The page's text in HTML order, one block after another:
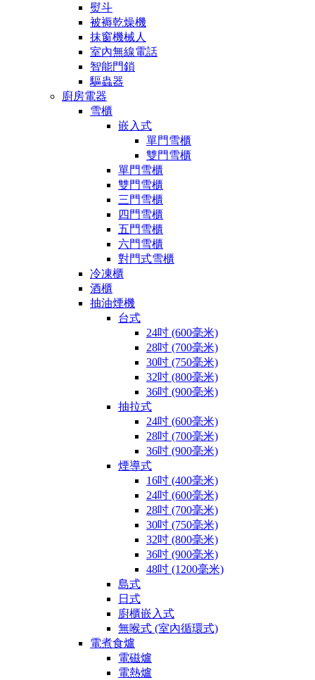
熨斗
被褥乾燥機
抹窗機械人
室內無線電話
智能門鎖
驅蟲器
廚房電器
雪櫃
嵌入式
單門雪櫃
雙門雪櫃
單門雪櫃
雙門雪櫃
三門雪櫃
四門雪櫃
五門雪櫃
六門雪櫃
對門式雪櫃
冷凍櫃
酒櫃
抽油煙機
台式
24吋 (600毫米)
28吋 (700毫米)
30吋 (750毫米)
32吋 (800毫米)
36吋 (900毫米)
抽拉式
24吋 (600毫米)
28吋 (700毫米)
36吋 (900毫米)
煙導式
16吋 (400毫米)
24吋 (600毫米)
28吋 (700毫米)
30吋 (750毫米)
32吋 (800毫米)
36吋 (900毫米)
48吋 (1200毫米)
島式
日式
廚櫃嵌入式
無喉式 (室內循環式)
電煮食爐
電磁爐
電熱爐